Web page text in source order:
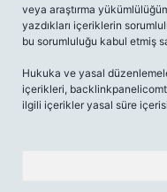
veya araştırma
yazdıkları içeriklerin
bu sorumluluğu kabul etmiş
Hukuka ve yasal
içerikleri,
ilgili içerikler yasal süre